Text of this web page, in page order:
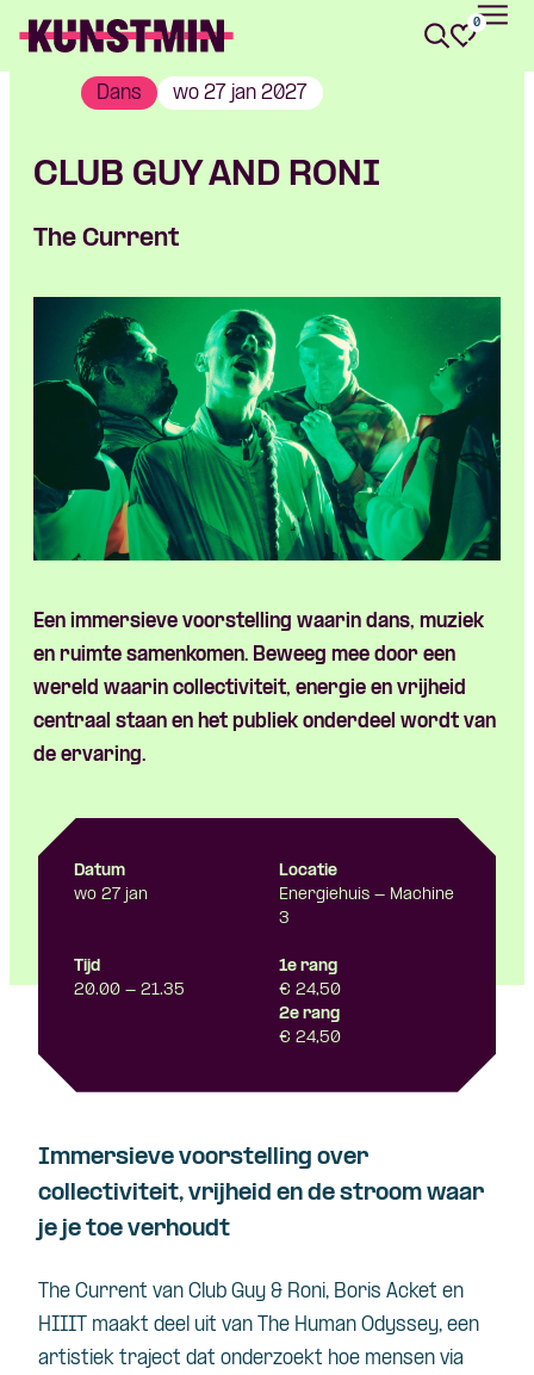
Skip navigatie
0
Dans wo 27 jan 2027
CLUB GUY AND RONI
The Current
Een immersieve voorstelling waarin dans, muziek
en ruimte samenkomen. Beweeg mee door een
wereld waarin collectiviteit, energie en vrijheid
centraal staan en het publiek onderdeel wordt van
de ervaring.
Datum
wo 27 jan
Locatie
Energiehuis - Machine
3
Tijd
20.00 - 21.35
1e rang
€ 24,50
2e rang
€ 24,50
Immersieve voorstelling over
collectiviteit, vrijheid en de stroom waar
je je toe verhoudt
The Current van Club Guy & Roni, Boris Acket en
HIIIT maakt deel uit van The Human Odyssey, een
artistiek traject dat onderzoekt hoe mensen via